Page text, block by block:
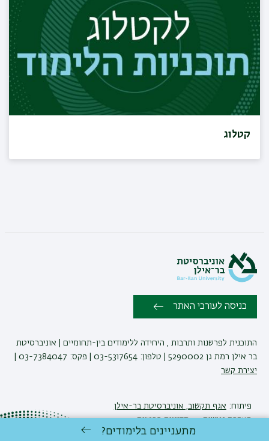
קטלוג
כניסה לעורכי האתר
התוכנית לפרשנות ותרבות , היחידה ללימודים בין-תחומיים | אוניברסיטת
בר אילן רמת גן 5290002 | טלפון: 03-5317654 | פקס: 03-7384047 |
יצירת קשר
פיתוח: אגף תקשוב, אוניברסיטת בר-אילן
הצהרת נגישות
מדיניות פרטיות
אקדימה בר-אילןמתעניינים בלימודים?